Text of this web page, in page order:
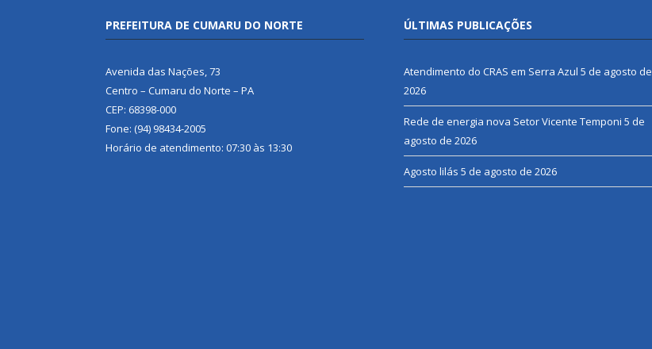
PREFEITURA DE CUMARU DO NORTE
Avenida das Nações, 73
Centro – Cumaru do Norte – PA
CEP: 68398-000
Fone: (94) 98434-2005
Horário de atendimento: 07:30 às 13:30
ÚLTIMAS PUBLICAÇÕES
Atendimento do CRAS em Serra Azul 5 de agosto de
2026
Rede de energia nova Setor Vicente Temponi 5 de
agosto de 2026
Agosto lilás 5 de agosto de 2026